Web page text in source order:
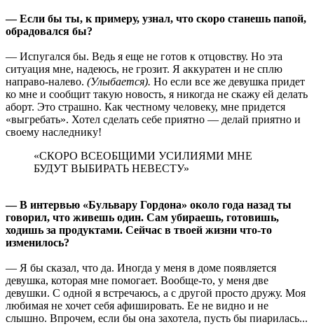
— Если бы ты, к примеру, узнал, что скоро станешь папой,
обрадовался бы?
— Испугался бы. Ведь я еще не готов к отцовству. Но эта
ситуация мне, надеюсь, не грозит. Я аккуратен и не сплю
направо-налево. (Улыбается). Но если все же девушка придет
ко мне и сообщит такую новость, я никогда не скажу ей делать
аборт. Это страшно. Как честному человеку, мне придется
«выгребать». Хотел сделать себе приятно — делай приятно и
своему наследнику!
«СКОРО ВСЕОБЩИМИ УСИЛИЯМИ МНЕ
БУДУТ ВЫБИРАТЬ НЕВЕСТУ»
— В интервью «Бульвару Гордона» около года назад ты
говорил, что живешь один. Сам убираешь, готовишь,
ходишь за продуктами. Сейчас в твоей жизни что-то
изменилось?
— Я бы сказал, что да. Иногда у меня в доме появляется
девушка, которая мне помогает. Вообще-то, у меня две
девушки. С одной я встречаюсь, а с другой просто дружу. Моя
любимая не хочет себя афишировать. Ее не видно и не
слышно. Впрочем, если бы она захотела, пусть бы пиарилась...